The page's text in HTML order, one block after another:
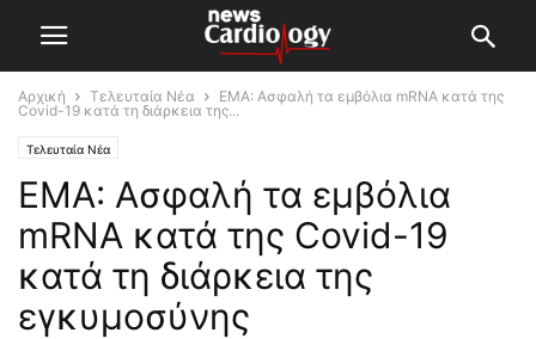
Αρχική Τελευταία Νέα
EMA: Ασφαλή τα εμβόλια mRNA κατά της
Covid-19 κατά τη διάρκεια της...
Τελευταία Νέα
EMA: Ασφαλή τα εμβόλια
mRNA κατά της Covid-19
κατά τη διάρκεια της
εγκυμοσύνης